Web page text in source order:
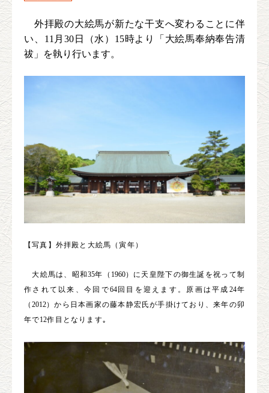
外拝殿の大絵馬が新たな干支へ変わることに伴
い、 11月30 日（水） 15時より「大絵馬奉納奉告清
祓」を執り行います。
【写真】外拝殿と大絵馬（寅年）
大絵馬は、昭和35年（ 1960）に天皇陛下の御生誕を祝って制
作されて以来、今回で64回目を迎えます。原画は平成 24年
（2012）から日本画家の藤本静宏氏が手掛けており、来年の卯
年で12作目となります｡